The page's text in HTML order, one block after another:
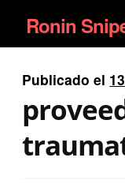
Ir
a
la
navegación
Ir
al
contenido
Ronin
EQUIPAMIENTO
Publicado el